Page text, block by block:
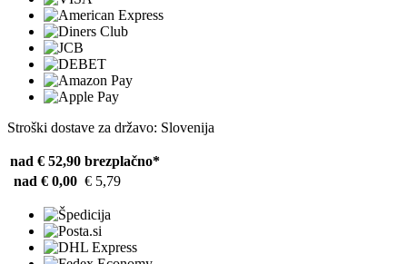
Stroški dostave za državo: Slovenija
nad € 52,90 brezplačno*
nad € 0,00 € 5,79